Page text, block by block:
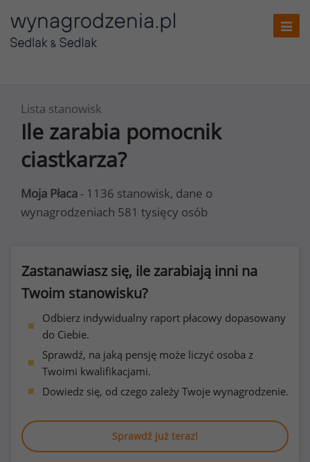
Lista stanowisk
Ile zarabia pomocnik
ciastkarza?
Moja Płaca - 1136 stanowisk, dane o
wynagrodzeniach 581 tysięcy osób
Zastanawiasz się, ile zarabiają inni na
Twoim stanowisku?
Odbierz indywidualny raport płacowy dopasowany
do Ciebie.
Sprawdź, na jaką pensję może liczyć osoba z
Twoimi kwalifikacjami.
Dowiedz się, od czego zależy Twoje wynagrodzenie.
Sprawdź już teraz!